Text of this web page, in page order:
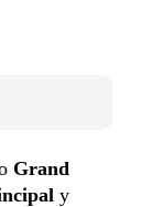
Grand
y